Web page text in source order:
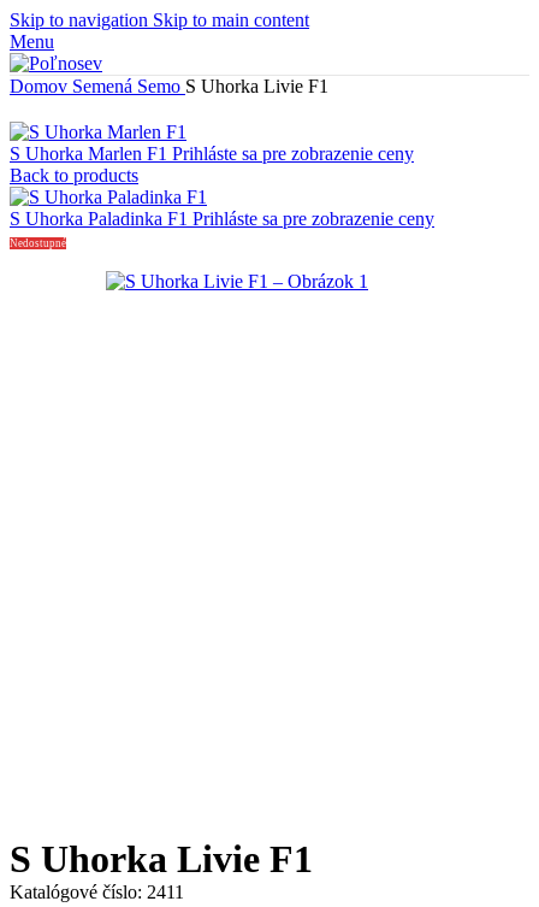
Skip to navigation Skip to main content
Menu
Domov Semená Semo S Uhorka Livie F1
S Uhorka Marlen F1 Prihláste sa pre zobrazenie ceny
Back to products
S Uhorka Paladinka F1 Prihláste sa pre zobrazenie ceny
Nedostupné
S Uhorka Livie F1
Katalógové číslo: 2411